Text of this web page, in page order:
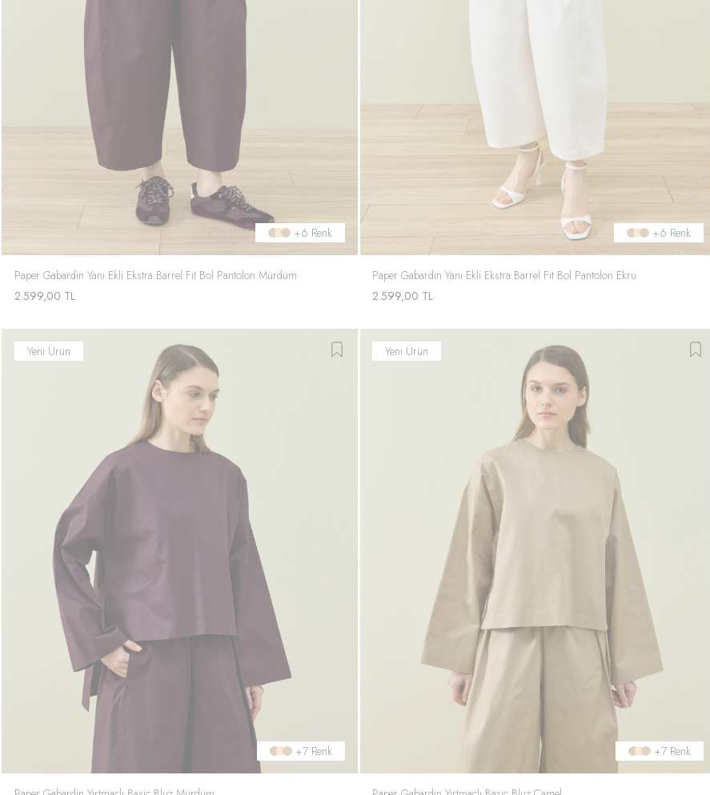
+6 Renk
Paper Gabardin Yanı Ekli Ekstra Barrel Fit Bol Pantolon Mürdüm
2.599,00 TL
+6 Renk
Paper Gabardin Yanı Ekli Ekstra Barrel Fit Bol Pantolon Ekru
2.599,00 TL
Yeni Ürün
+7 Renk
Yeni Ürün
+7 Renk